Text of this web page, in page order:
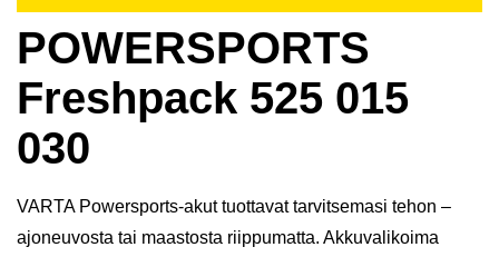
POWERSPORTS
Freshpack 525 015
030
VARTA Powersports-akut tuottavat tarvitsemasi tehon –
ajoneuvosta tai maastosta riippumatta. Akkuvalikoima